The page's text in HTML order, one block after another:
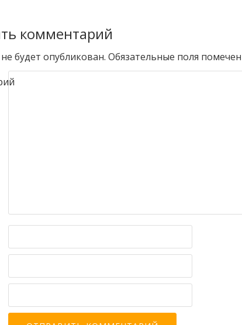
комментарий
будет опубликован. Обязательные поля